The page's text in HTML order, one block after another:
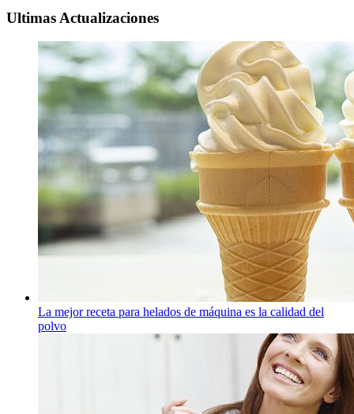
Ultimas Actualizaciones
La mejor receta para helados de máquina es la calidad del
polvo